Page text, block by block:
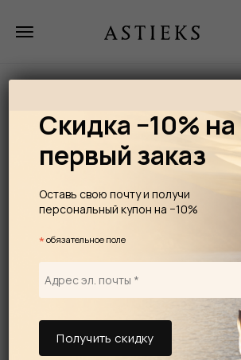
Скидка −10% на
первый заказ
Оставь свою почту и получи
персональный купон на −10%
* обязательное поле